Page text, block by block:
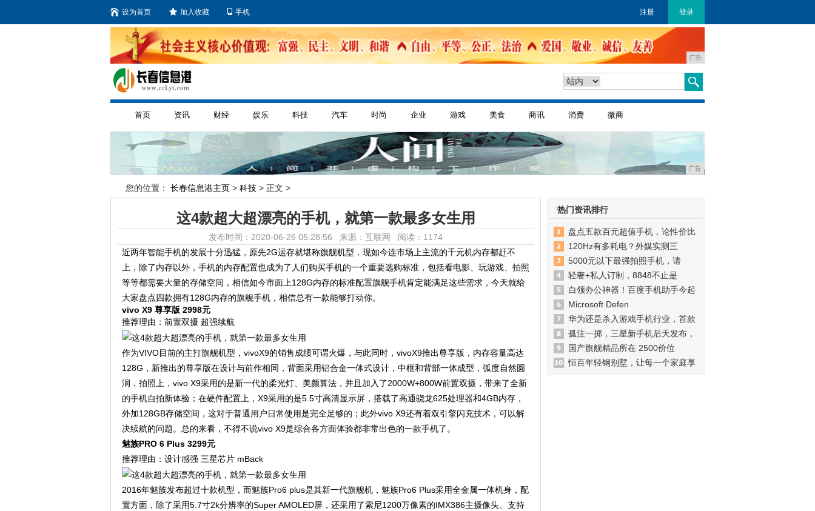
设为首页 加入收藏 手机 注册 登录
广告
首页 资讯 财经 娱乐 科技 汽车 时尚 企业 游戏 美食 商讯 消费 微商
广告
您的位置： 长春信息港主页 > 科技 > 正文 >
这4款超大超漂亮的手机，就第一款最多女生用
发布时间：2020-06-26 05:28:56 来源：互联网 阅读：1174
近两年智能手机的发展十分迅猛，原先2G运存就堪称旗舰机型，现如今连市场上主流的千元机内存都赶不
上，除了内存以外，手机的内存配置也成为了人们购买手机的一个重要选购标准，包括看电影、玩游戏、拍照
等等都需要大量的存储空间，相信如今市面上128G内存的标准配置旗舰手机肯定能满足这些需求，今天就给
大家盘点四款拥有128G内存的旗舰手机，相信总有一款能够打动你。
vivo X9 尊享版 2998元
推荐理由：前置双摄 超强续航
作为VIVO目前的主打旗舰机型，vivoX9的销售成绩可谓火爆，与此同时，vivoX9推出尊享版，内存容量高达
128G，新推出的尊享版在设计与前作相同，背面采用铝合金一体式设计，中框和背部一体成型，弧度自然圆
润，拍照上，vivo X9采用的是新一代的柔光灯、美颜算法，并且加入了2000W+800W前置双摄，带来了全新
的手机自拍新体验；在硬件配置上，X9采用的是5.5寸高清显示屏，搭载了高通骁龙625处理器和4GB内存，
外加128GB存储空间，这对于普通用户日常使用是完全足够的；此外vivo X9还有着双引擎闪充技术，可以解
决续航的问题。总的来看，不得不说vivo X9是综合各方面体验都非常出色的一款手机了。
魅族PRO 6 Plus 3299元
推荐理由：设计感强 三星芯片 mBack
2016年魅族发布超过十款机型，而魅族Pro6 plus是其新一代旗舰机，魅族Pro6 Plus采用全金属一体机身，配
置方面，除了采用5.7寸2k分辨率的Super AMOLED屏，还采用了索尼1200万像素的IMX386主摄像头、支持
热门资讯排行
盘点五款百元超值手机，论性价比
120Hz有多耗电？外媒实测三
5000元以下最强拍照手机，请
轻奢+私人订制，8848不止是
白领办公神器！百度手机助手今起
Microsoft Defen
华为还是杀入游戏手机行业，首款
孤注一掷，三星新手机后天发布，
国产旗舰精品所在 2500价位
恒百年轻钢别墅，让每一个家庭享